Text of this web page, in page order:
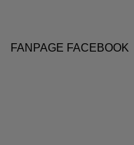
FANPAGE FACEBOOK